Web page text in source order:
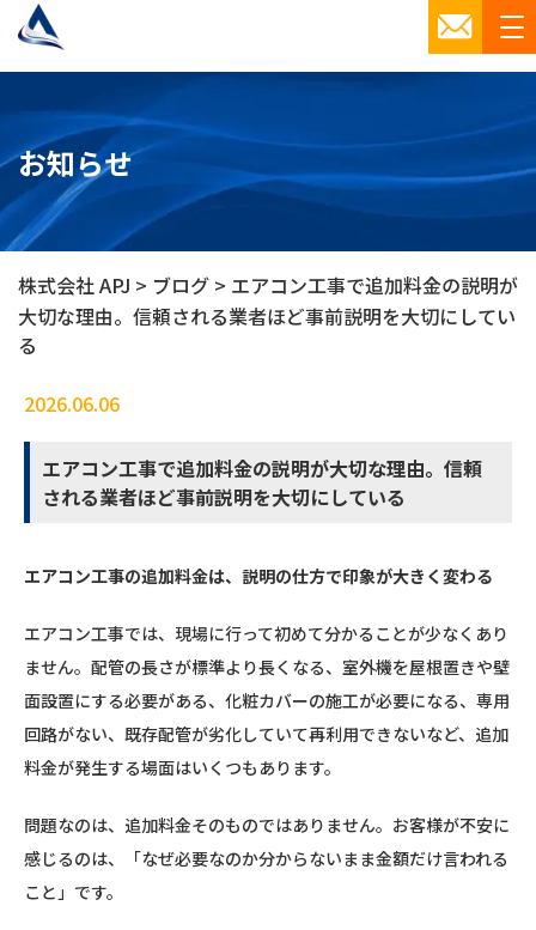
お知らせ
株式会社 APJ > ブログ > エアコン工事で追加料金の説明が
大切な理由。信頼される業者ほど事前説明を大切にしてい
る
2026.06.06
エアコン工事で追加料金の説明が大切な理由。信頼
される業者ほど事前説明を大切にしている
エアコン工事の追加料金は、説明の仕方で印象が大きく変わる
エアコン工事では、現場に行って初めて分かることが少なくあり
ません。配管の長さが標準より長くなる、室外機を屋根置きや壁
面設置にする必要がある、化粧カバーの施工が必要になる、専用
回路がない、既存配管が劣化していて再利用できないなど、追加
料金が発生する場面はいくつもあります。
問題なのは、追加料金そのものではありません。お客様が不安に
感じるのは、「なぜ必要なのか分からないまま金額だけ言われる
こと」です。